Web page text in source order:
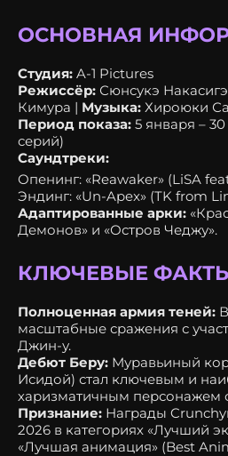
ОСНОВНАЯ
Студия: A-1 Pictures
Режиссёр: Сюнсукэ
Кимура | Музыка: Хироюки
Период показа: 5 января –
серий)
Саундтреки:
Опенинг: «Reawaker» (LiSA
Эндинг: «Un-Apex» (TK from
Адаптированные арки:
Демонов» и «Остров Чеджу».
КЛЮЧЕВЫЕ
Полноценная армия теней:
масштабные сражения с
Джин-у.
Дебют Беру: Муравьиный
Исидой) стал ключевым и
харизматичным персонажем
Признание: Награды
2026 в категориях «Лучший
«Лучшая анимация» (Best